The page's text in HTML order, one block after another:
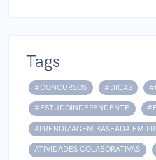
Tags
#CONCURSOS #DICAS
#ESTUDOINDEPENDENTE
APRENDIZAGEM BASEADA EM
ATIVIDADES COLABORATIVAS